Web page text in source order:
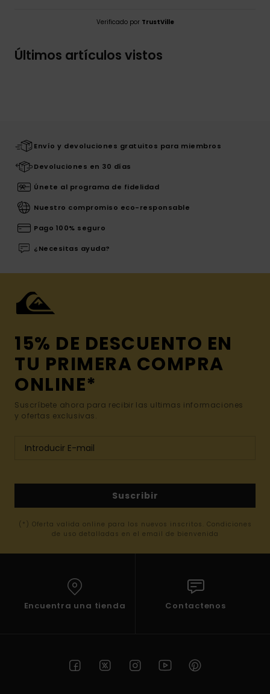
Verificado por TrustVille
Últimos artículos vistos
Envío y devoluciones gratuitos para miembros
Devoluciones en 30 días
Únete al programa de fidelidad
Nuestro compromiso eco-responsable
Pago 100% seguro
¿Necesitas ayuda?
15% DE DESCUENTO EN
TU PRIMERA COMPRA
ONLINE*
Suscríbete ahora para recibir las ultimas informaciones
y ofertas exclusivas.
Suscribir
(*) Oferta valida online para los nuevos inscritos. Condiciones
de uso detalladas en el email de bienvenida
Encuentra una tienda Contactenos